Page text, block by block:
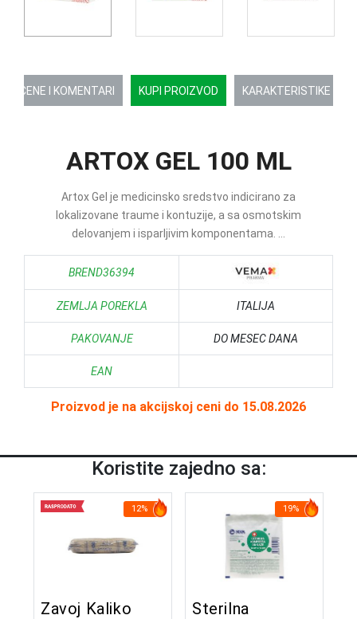
OCENE I KOMENTARI KUPI PROIZVOD KARAKTERISTIKE
ARTOX GEL 100 ML
Artox Gel je medicinsko sredstvo indicirano za
lokalizovane traume i kontuzije, a sa osmotskim
delovanjem i isparljivim komponentama. ...
BREND36394
ZEMLJA POREKLA ITALIJA
PAKOVANJE DO MESEC DANA
EAN
Proizvod je na akcijskoj ceni do 15.08.2026
Koristite zajedno sa:
12%
Zavoj Kaliko
19%
Sterilna